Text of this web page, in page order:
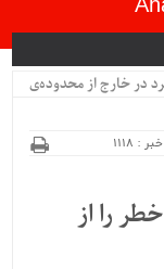
در خارج از محدوده‌ی
: 1118
را از